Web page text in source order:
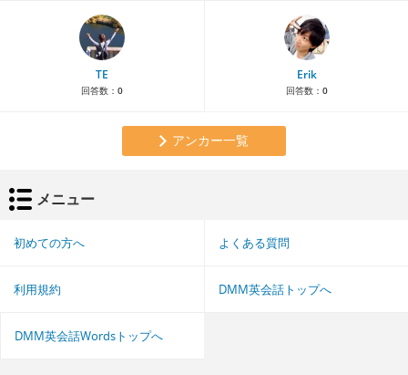
TE
回答数： 0
Erik
回答数： 0
アンカー一覧
メニュー
初めての方へ よくある質問
利用規約 DMM英会話トップへ
DMM英会話Wordsトップへ